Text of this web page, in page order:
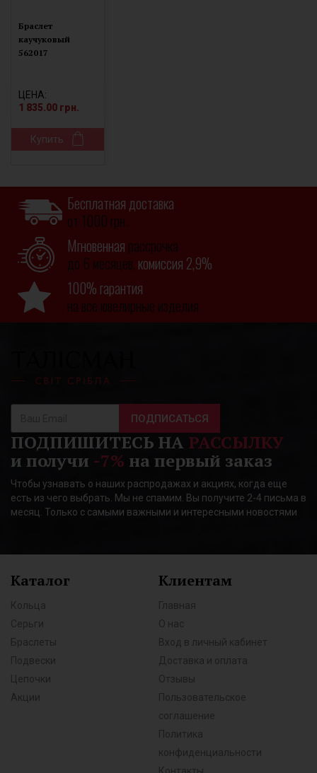
Браслет
каучуковый
562017
ЦЕНА:
1 835.00 грн.
Купить
Бесплатная доставка
от 1000 грн.
Мгновенная рассрочка
до 6 месяцев, комиссия 2,9%
100% гарантия
на все ювелирные изделия
ПОДПИСАТЬСЯ
ПОДПИШИТЕСЬ НА РАССЫЛКУ
и получи -7% на первый заказ
Чтобы узнавать о наших распродажах и акциях, когда еще
есть из чего выбрать. Мы не спамим. Вы получите 2-4 письма в
месяц. Только с самыми важными и интересными новостями
Каталог
Кольца
Серьги
Браслеты
Подвески
Цепочки
Акции
Клиентам
Главная
О нас
Вход в личный кабинет
Доставка и оплата
Отзывы
Пользовательское
соглашение
Политика
конфиденциальности